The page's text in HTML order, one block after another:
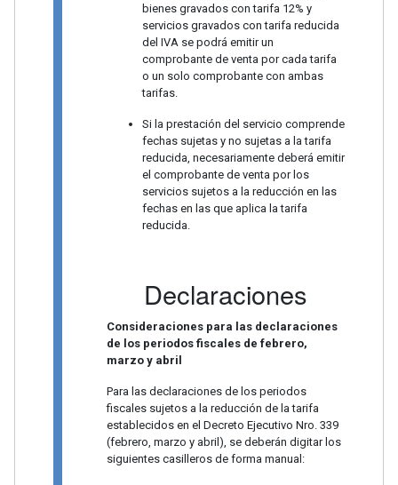
bienes gravados con tarifa 12% y
servicios gravados con tarifa reducida
del IVA se podrá emitir un
comprobante de venta por cada tarifa
o un solo comprobante con ambas
tarifas.
Si la prestación del servicio comprende
fechas sujetas y no sujetas a la tarifa
reducida, necesariamente deberá emitir
el comprobante de venta por los
servicios sujetos a la reducción en las
fechas en las que aplica la tarifa
reducida.
Declaraciones
Consideraciones para las declaraciones
de los periodos fiscales de febrero,
marzo y abril
Para las declaraciones de los periodos
fiscales sujetos a la reducción de la tarifa
establecidos en el Decreto Ejecutivo Nro. 339
(febrero, marzo y abril), se deberán digitar los
siguientes casilleros de forma manual: